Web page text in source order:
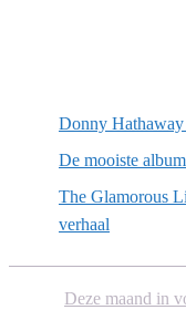
Donny
De mooiste
The Glamorous
verhaal
Deze maand in